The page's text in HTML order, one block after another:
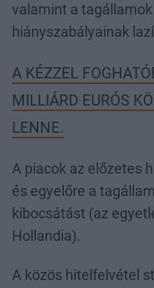
valamint a
hiányszabályainak
A KÉZZEL
MILLIÁRD EURÓS
LENNE.
A piacok az előzetes
és egyelőre a
kibocsátást (az
Hollandia).
A közös hitelfelvétel